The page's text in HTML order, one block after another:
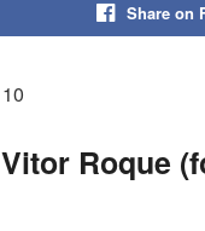
Share on
10
Vitor Roque